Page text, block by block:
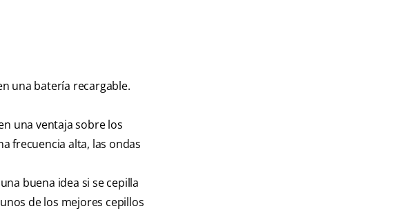
una batería recargable.
una ventaja sobre los
frecuencia alta, las ondas
buena idea si se cepilla
de los mejores cepillos